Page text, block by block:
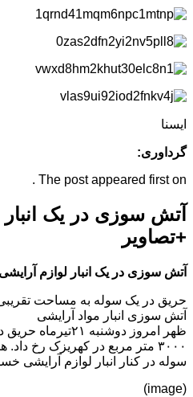
ایسنا
گرداوری:
The post appeared first on .
آتش سوزی در یک
+تصاویر
آتش سوزی در یک انبار لوازم
حریق در یک سوله به مساحت تقریبی ۳۰۰۰ متر مربع در
آتش سوزی انبار مواد آرایشی
ظهر امروز دوشنبه
۳۰۰۰ متر مربع در کهریزک رخ
سوله در کنار انبار لوازم آرایشی
(image)